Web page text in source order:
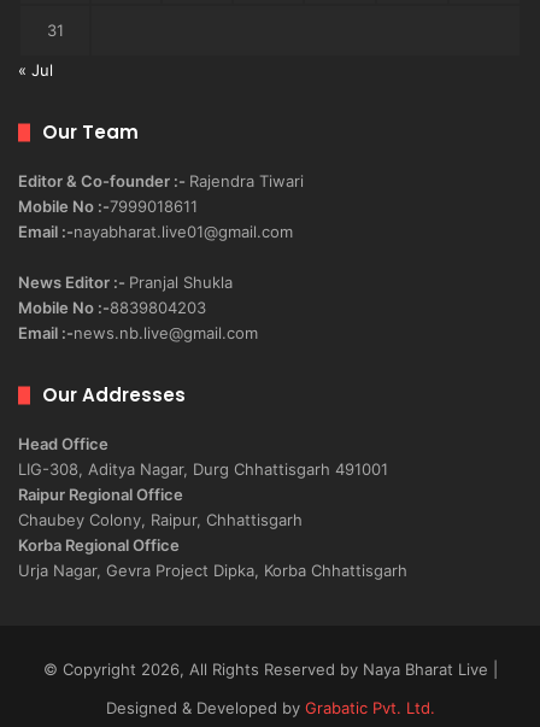
31
« Jul
Our Team
Editor & Co-founder :- Rajendra Tiwari
Mobile No :-7999018611
Email :-nayabharat.live01@gmail.com
News Editor :- Pranjal Shukla
Mobile No :-8839804203
Email :-news.nb.live@gmail.com
Our Addresses
Head Office
LIG-308, Aditya Nagar, Durg Chhattisgarh 491001
Raipur Regional Office
Chaubey Colony, Raipur, Chhattisgarh
Korba Regional Office
Urja Nagar, Gevra Project Dipka, Korba Chhattisgarh
© Copyright 2026, All Rights Reserved by Naya Bharat Live |
Designed & Developed by Grabatic Pvt. Ltd.